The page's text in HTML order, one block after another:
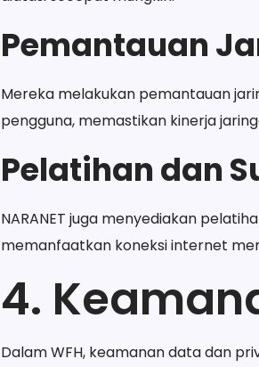
Pemantauan
Mereka melakukan pemantauan
pengguna, memastikan kinerja
Pelatihan dan
NARANET juga menyediakan
memanfaatkan koneksi internet
4.
Dalam WFH, keamanan data dan